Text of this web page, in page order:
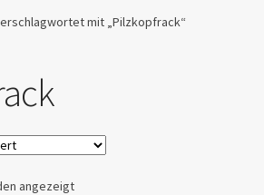
mit „Pilzkopfrack“
angezeigtNach